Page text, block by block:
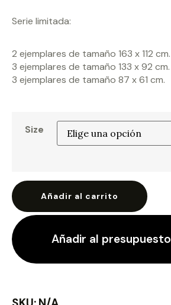
Serie limitada:
2 ejemplares de tamaño 163 x 112 cm.
3 ejemplares de tamaño 133 x 92 cm.
3 ejemplares de tamaño 87 x 61 cm.
Size
Añadir al carrito
Añadir al presupuesto